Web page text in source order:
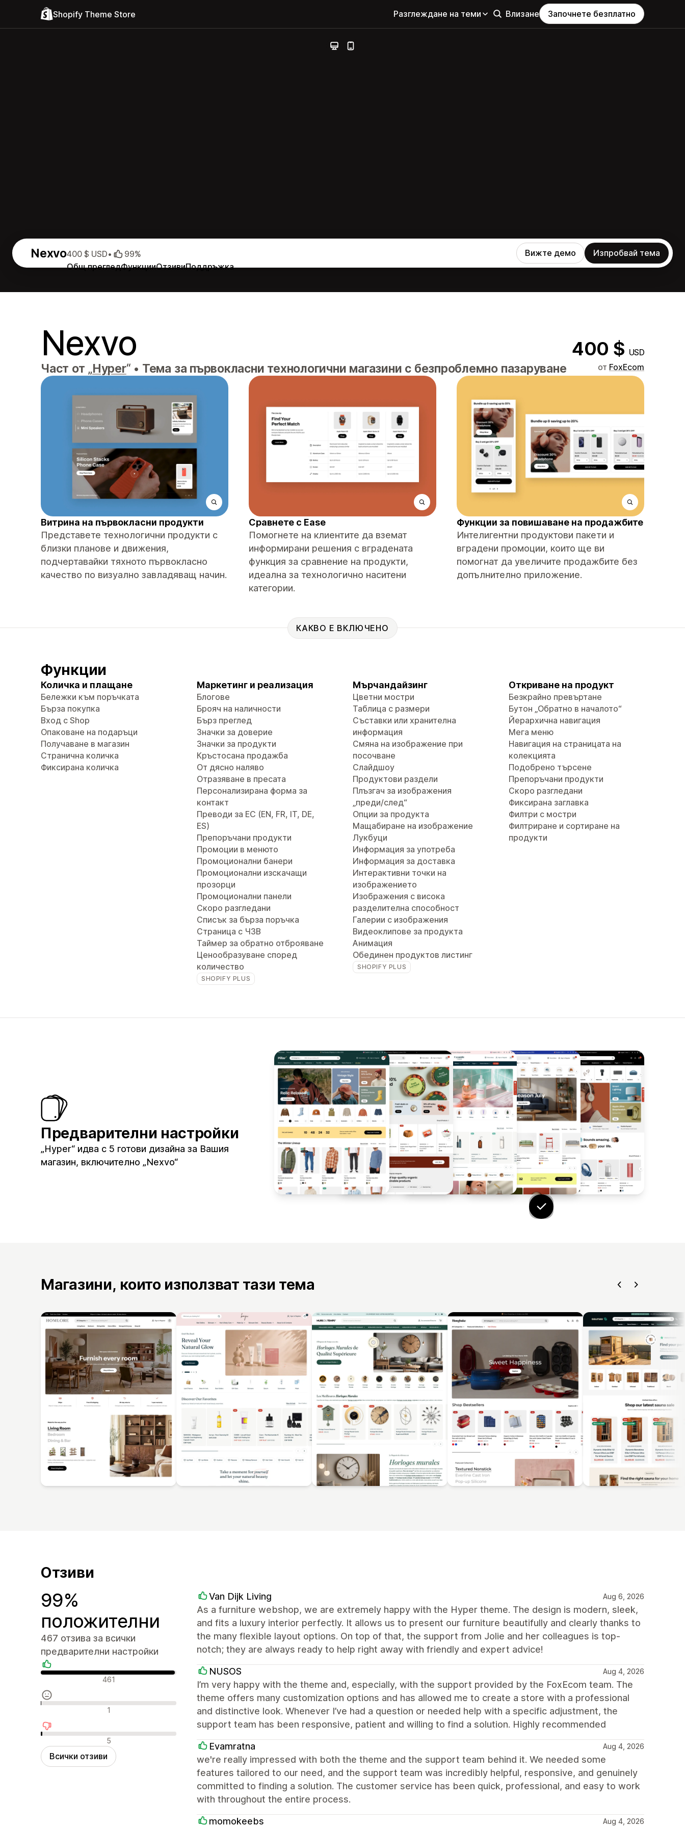
Shopify Theme Store Разглеждане на теми Влизане Започнете безплатно
Nexvo
Общ прегледФункцииОтзивиПоддръжка
400 $ USD• 99% Вижте демо Изпробвай тема
Nexvo 400 $ USD
Част от „Hyper“ • Тема за първокласни технологични магазини с безпроблемно пазаруване от FoxEcom
Витрина на първокласни продукти
Представете технологични продукти с
близки планове и движения,
подчертавайки тяхното първокласно
качество по визуално завладяващ начин.
Сравнете с Ease
Помогнете на клиентите да вземат
информирани решения с вградената
функция за сравнение на продукти,
идеална за технологично наситени
категории.
Функции за повишаване на продажбите
Интелигентни продуктови пакети и
вградени промоции, които ще ви
помогнат да увеличите продажбите без
допълнително приложение.
КАКВО Е ВКЛЮЧЕНО
Функции
Количка и плащане
Бележки към поръчката
Бърза покупка
Вход с Shop
Опаковане на подаръци
Получаване в магазин
Странична количка
Фиксирана количка
Маркетинг и реализация
Блогове
Брояч на наличности
Бърз преглед
Значки за доверие
Значки за продукти
Кръстосана продажба
От дясно наляво
Отразяване в пресата
Персонализирана форма за
контакт
Преводи за ЕС (EN, FR, IT, DE,
ES)
Препоръчани продукти
Промоции в менюто
Промоционални банери
Промоционални изскачащи
прозорци
Промоционални панели
Скоро разгледани
Списък за бърза поръчка
Страница с ЧЗВ
Таймер за обратно отброяване
Ценообразуване според
количество
SHOPIFY PLUS
Мърчандайзинг
Цветни мостри
Таблица с размери
Съставки или хранителна
информация
Смяна на изображение при
посочване
Слайдшоу
Продуктови раздели
Плъзгач за изображения
„преди/след“
Опции за продукта
Мащабиране на изображение
Лукбуци
Информация за употреба
Информация за доставка
Интерактивни точки на
изображението
Изображения с висока
разделителна способност
Галерии с изображения
Видеоклипове за продукта
Анимация
Обединен продуктов листинг
SHOPIFY PLUS
Откриване на продукт
Безкрайно превъртане
Бутон „Обратно в началото“
Йерархична навигация
Мега меню
Навигация на страницата на
колекцията
Подобрено търсене
Препоръчани продукти
Скоро разгледани
Фиксирана заглавка
Филтри с мостри
Филтриране и сортиране на
продукти
Предварителни настройки
„Hyper“ идва с 5 готови дизайна за Вашия
магазин, включително „Nexvo“
Магазини, които използват тази тема
Отзиви
99%
положителни
467 отзива за всички
предварителни настройки
Положителни отзиви
461
Неутрални отзиви
1
Отрицателни отзиви
5
Всички отзиви
Van Dijk Living Aug 6, 2026
As a furniture webshop, we are extremely happy with the Hyper theme. The design is modern, sleek,
and fits a luxury interior perfectly. It allows us to present our furniture beautifully and clearly thanks to
the many flexible layout options. On top of that, the support from Jolie and her colleagues is top-
notch; they are always ready to help right away with friendly and expert advice!
NUSOS Aug 4, 2026
I’m very happy with the theme and, especially, with the support provided by the FoxEcom team. The
theme offers many customization options and has allowed me to create a store with a professional
and distinctive look. Whenever I’ve had a question or needed help with a specific adjustment, the
support team has been responsive, patient and willing to find a solution. Highly recommended
Evamratna Aug 4, 2026
we're really impressed with both the theme and the support team behind it. We needed some
features tailored to our need, and the support team was incredibly helpful, responsive, and genuinely
committed to finding a solution. The customer service has been quick, professional, and easy to work
with throughout the entire process.
momokeebs Aug 4, 2026